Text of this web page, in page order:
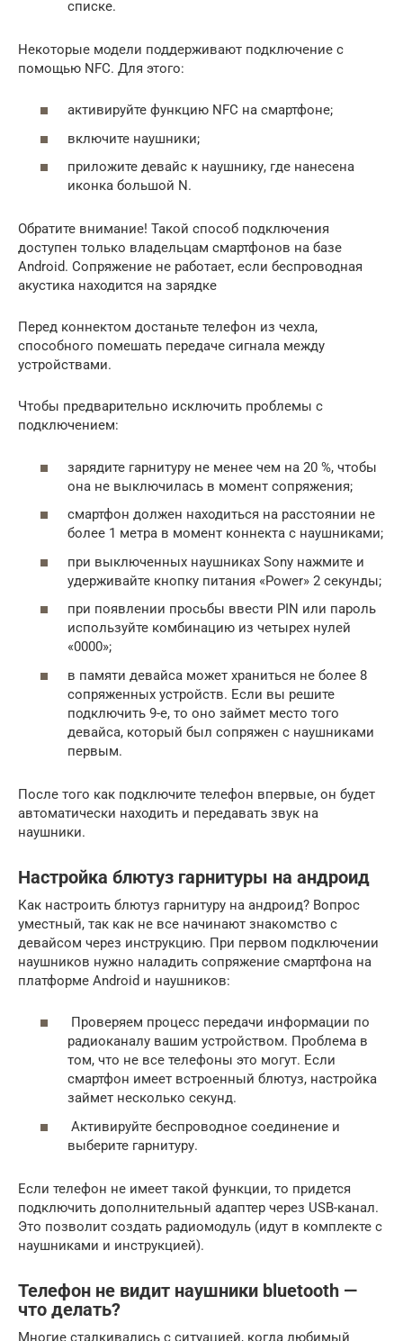
списке.
Некоторые модели поддерживают подключение с
помощью NFC. Для этого:
активируйте функцию NFC на смартфоне;
включите наушники;
приложите девайс к наушнику, где нанесена
иконка большой N.
Обратите внимание! Такой способ подключения
доступен только владельцам смартфонов на базе
Android. Сопряжение не работает, если беспроводная
акустика находится на зарядке
Перед коннектом достаньте телефон из чехла,
способного помешать передаче сигнала между
устройствами.
Чтобы предварительно исключить проблемы с
подключением:
зарядите гарнитуру не менее чем на 20 %, чтобы
она не выключилась в момент сопряжения;
смартфон должен находиться на расстоянии не
более 1 метра в момент коннекта с наушниками;
при выключенных наушниках Sony нажмите и
удерживайте кнопку питания «Power» 2 секунды;
при появлении просьбы ввести PIN или пароль
используйте комбинацию из четырех нулей
«0000»;
в памяти девайса может храниться не более 8
сопряженных устройств. Если вы решите
подключить 9-е, то оно займет место того
девайса, который был сопряжен с наушниками
первым.
После того как подключите телефон впервые, он будет
автоматически находить и передавать звук на
наушники.
Настройка блютуз гарнитуры на андроид
Как настроить блютуз гарнитуру на андроид? Вопрос
уместный, так как не все начинают знакомство с
девайсом через инструкцию. При первом подключении
наушников нужно наладить сопряжение смартфона на
платформе Android и наушников:
Проверяем процесс передачи информации по
радиоканалу вашим устройством. Проблема в
том, что не все телефоны это могут. Если
смартфон имеет встроенный блютуз, настройка
займет несколько секунд.
Активируйте беспроводное соединение и
выберите гарнитуру.
Если телефон не имеет такой функции, то придется
подключить дополнительный адаптер через USB-канал.
Это позволит создать радиомодуль (идут в комплекте с
наушниками и инструкцией).
Телефон не видит наушники bluetooth —
что делать?
Многие сталкивались с ситуацией, когда любимый